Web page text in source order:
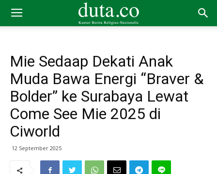
Mie Sedaap Dekati Anak
Muda Bawa Energi “Braver &
Bolder” ke Surabaya Lewat
Come See Mie 2025 di
Ciworld
12 September 2025